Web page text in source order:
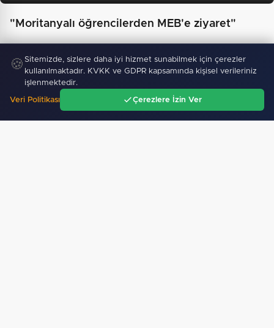
"Moritanyalı öğrencilerden MEB'e ziyaret"
🍪 Sitemizde, sizlere daha iyi hizmet sunabilmek için çerezler
kullanılmaktadır. KVKK ve GDPR kapsamında kişisel verileriniz
işlenmektedir.
Veri Politikası Çerezlere İzin Ver
Gündem Ara Menü